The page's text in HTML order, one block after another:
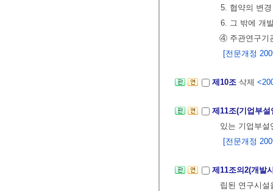
5. 협약의 변
6. 그 밖에 개
④ 주관연구기
[전문개정
제10조 삭제
제11조(기업부
있는 기업부
[전문개정
제11조의2(개발
립된 연구시